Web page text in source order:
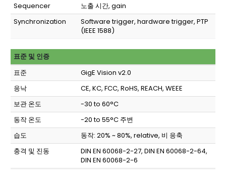
Sequencer
노출 시간, gain
Synchronization
Software trigger, hardware trigger, PTP
(IEEE 1588)
표준 및 인증
표준
GigE Vision v2.0
응낙
CE, KC, FCC, RoHS, REACH, WEEE
보관 온도
-30 to 60°C
동작 온도
-20 to 55°C 주변
습도
동작: 20% ~ 80%, relative, 비 응축
충격 및 진동
DIN EN 60068-2-27, DIN EN 60068-2-64,
DIN EN 60068-2-6